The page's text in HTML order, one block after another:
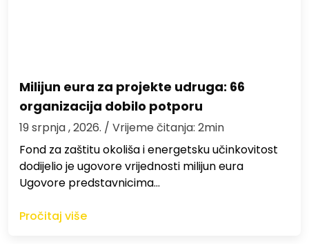
Milijun eura za projekte udruga: 66
organizacija dobilo potporu
19 srpnja , 2026. / Vrijeme čitanja: 2min
Fond za zaštitu okoliša i energetsku učinkovitost
dodijelio je ugovore vrijednosti milijun eura
Ugovore predstavnicima…
Pročitaj više